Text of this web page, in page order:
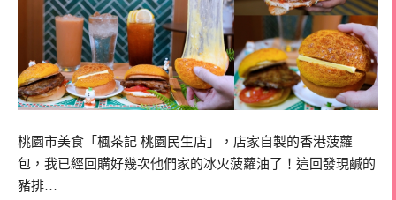
桃園市美食「楓茶記 桃園民生店」，店家自製的香港菠蘿
包，我已經回購好幾次他們家的冰火菠蘿油了！這回發現鹹的
豬排…